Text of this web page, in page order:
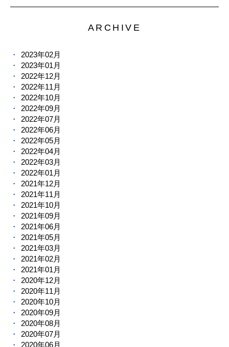
ARCHIVE
2023年02月
2023年01月
2022年12月
2022年11月
2022年10月
2022年09月
2022年07月
2022年06月
2022年05月
2022年04月
2022年03月
2022年01月
2021年12月
2021年11月
2021年10月
2021年09月
2021年06月
2021年05月
2021年03月
2021年02月
2021年01月
2020年12月
2020年11月
2020年10月
2020年09月
2020年08月
2020年07月
2020年06月